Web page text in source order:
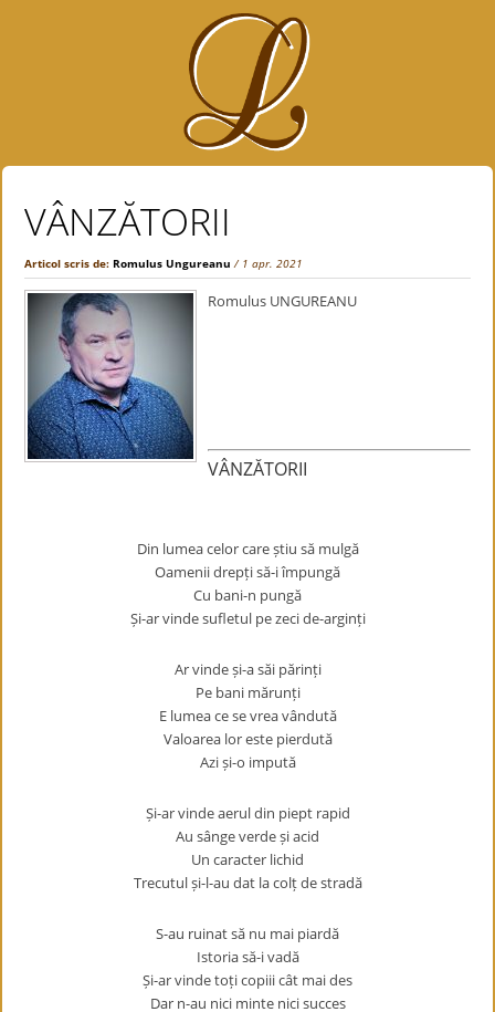
VÂNZĂTORII
Articol scris de:Romulus Ungureanu / 1 apr. 2021
Romulus UNGUREANU
VÂNZĂTORII
Din lumea celor care știu să mulgă
Oamenii drepți să-i împungă
Cu bani-n pungă
Și-ar vinde sufletul pe zeci de-arginți
Ar vinde și-a săi părinți
Pe bani mărunți
E lumea ce se vrea vândută
Valoarea lor este pierdută
Azi și-o impută
Și-ar vinde aerul din piept rapid
Au sânge verde și acid
Un caracter lichid
Trecutul și-l-au dat la colț de stradă
S-au ruinat să nu mai piardă
Istoria să-i vadă
Și-ar vinde toți copiii cât mai des
Dar n-au nici minte nici succes